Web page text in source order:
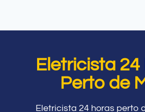
Eletricista 24
Perto de
Eletricista 24 horas perto